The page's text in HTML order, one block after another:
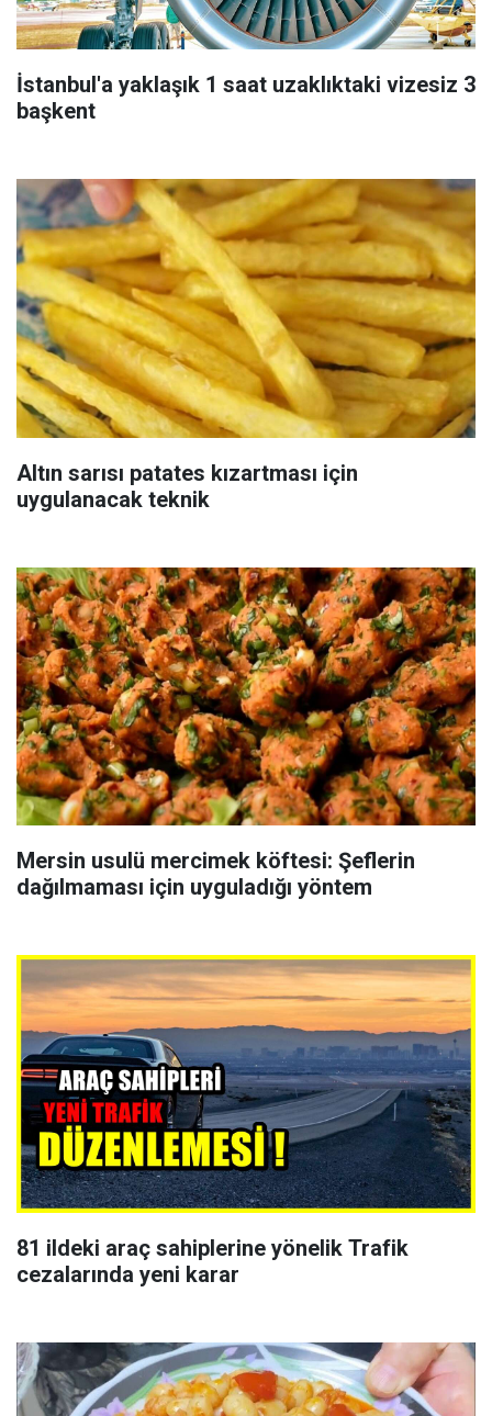
İstanbul'a yaklaşık 1 saat uzaklıktaki vizesiz 3
başkent
Altın sarısı patates kızartması için
uygulanacak teknik
Mersin usulü mercimek köftesi: Şeflerin
dağılmaması için uyguladığı yöntem
81 ildeki araç sahiplerine yönelik Trafik
cezalarında yeni karar